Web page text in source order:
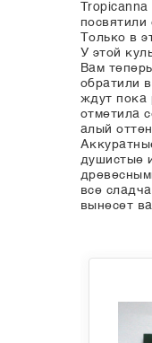
Только в
У этой
Вам
обратили
ждут пока
отметила
алый
душистые
все
вынесет